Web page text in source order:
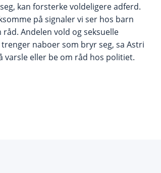
kan forsterke voldeligere adferd.
på signaler vi ser hos barn
Andelen vold og seksuelle
naboer som bryr seg, sa Astri
varsle eller be om råd hos politiet.